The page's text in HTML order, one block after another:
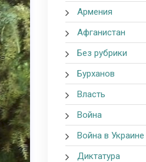
Армения
Афганистан
Без рубрики
Бурханов
Власть
Война
Война в Украине
Диктатура